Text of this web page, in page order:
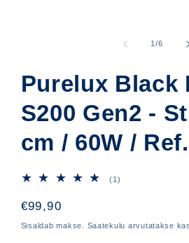
1/kohta
6
Purelux Black
S200 Gen2 -
cm / 60W /
(1)
Hind
€99,90
Sisaldab makse. Saatekulu arvutatakse